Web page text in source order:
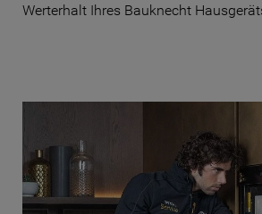
Werterhalt Ihres Bauknecht